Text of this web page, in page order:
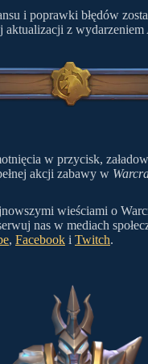
i poprawki błędów
aktualizacji z wydarzeniem
w przycisk,
akcji zabawy w
wieściami o
nas w mediach
, Facebook i Twitch.